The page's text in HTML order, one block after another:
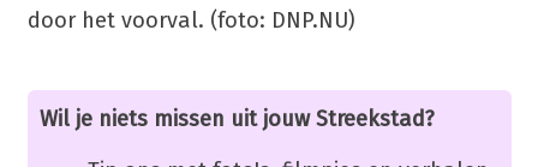
door het voorval. (foto: DNP.NU)
Wil je niets missen uit jouw Streekstad?